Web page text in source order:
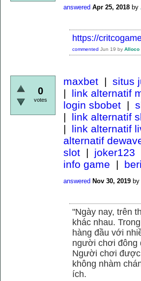
answered Apr 25, 2018 by
https://
commented Jun 19 by Alloco
0
votes
maxbet | situs
| link alternatif
login sbobet |
| link alternatif
| link alternatif
alternatif
slot | joker123
info game |
answered Nov 30, 2019 by
"Ngày nay, trên
khác nhau.
hàng đầu với
người chơi đông
Người chơi được
không nhàm
ích.